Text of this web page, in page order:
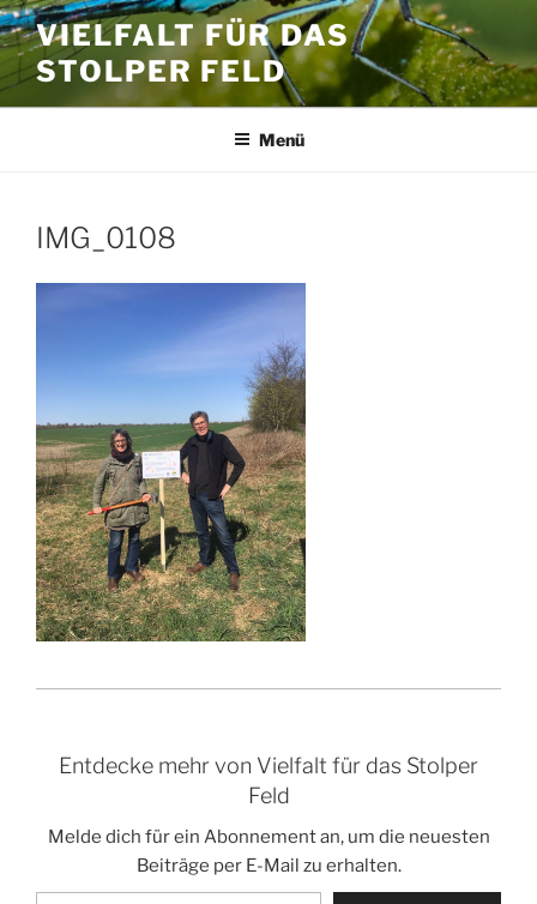
Zum
Inhalt
springen
VIELFALT FÜR DAS
STOLPER FELD
Menü
IMG_0108
Entdecke mehr von Vielfalt für das Stolper
Feld
Melde dich für ein Abonnement an, um die neuesten
Beiträge per E-Mail zu erhalten.
Gib deine E-Mail-Adresse ein ...